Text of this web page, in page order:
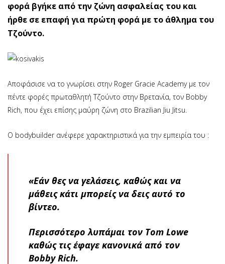
φορά βγήκε από την ζώνη ασφαλείας του και
ήρθε σε επαφή για πρώτη φορά με το άθλημα του
Τζούντο.
Αποφάσισε να το γνωρίσει στην Roger Gracie Academy με τον
πέντε φορές πρωταθλητή Τζούντο στην Βρετανία, τον Bobby
Rich, που έχει επίσης μαύρη ζώνη στο Brazilian Jiu Jitsu.
Ο bodybuilder ανέφερε χαρακτηριστικά για την εμπειρία του :
«Εάν θες να γελάσεις, καθώς και να
μάθεις κάτι μπορείς να δεις αυτό το
βίντεο.
Περισσότερο λυπάμαι τον Tom Lowe
καθώς τις έφαγε κανονικά από τον
Bobby Rich.